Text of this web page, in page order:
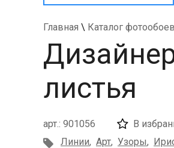
Главная \ Каталог
листья
арт.: 901056
В
Линии, Арт, Узоры,